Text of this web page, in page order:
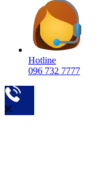
Hotline
096 732 7777